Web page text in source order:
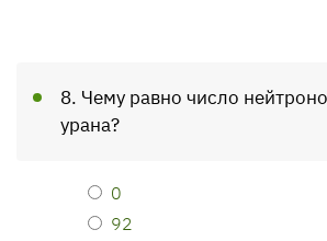
8. Чему равно число
урана?
0
92